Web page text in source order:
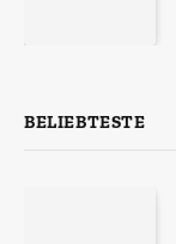
BELIEBTESTE